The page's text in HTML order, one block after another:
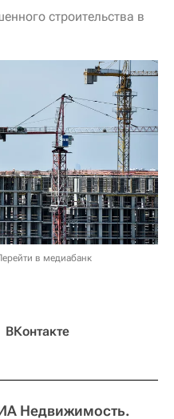
строительства в
в медиабанк
ВКонтакте
Недвижимость.